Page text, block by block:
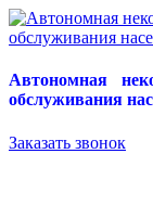
Автономная
обслуживания
Заказать звонок